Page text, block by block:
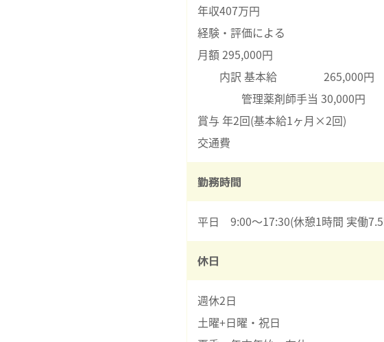
年収407万円
経験・評価による
月額 295,000円
内訳 基本給 265,000円
管理薬剤師手当 30,000円
賞与 年2回(基本給1ヶ月×2回)
交通費
勤務時間
平日 9:00～17:30(休憩1時間 実働
休日
週休2日
土曜+日曜・祝日